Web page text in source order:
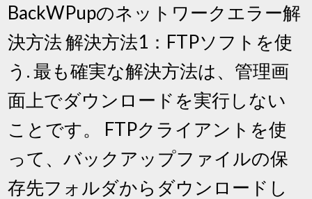
BackWPupのネットワークエラー解
決方法 解決方法1：FTPソフトを使
う. 最も確実な解決方法は、管理画
面上でダウンロードを実行しない
ことです。 FTPクライアントを使
って、バックアップファイルの保
存先フォルダからダウンロードし